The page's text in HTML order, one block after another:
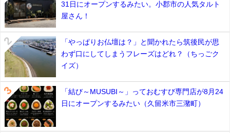
31日にオープンするみたい。小郡市の人気タルト
屋さん！
「やっぱりお仏壇は？」と聞かれたら筑後民が思
わず口にしてしまうフレーズはどれ？（ちっごク
イズ）
「結び～MUSUBI～」っておむすび専門店が8月24
日にオープンするみたい（久留米市三潴町）